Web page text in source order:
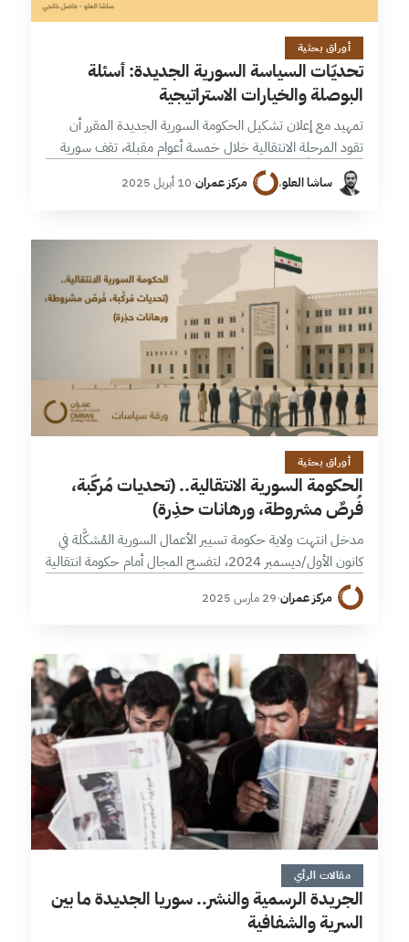
15 دقائق
أوراق بحثية
تحديّات السياسة السورية الجديدة: أسئلة
البوصلة والخيارات الاستراتيجية
تمهيد مع إعلان تشكيل الحكومة السورية الجديدة المقرر أن
تقود المرحلة الانتقالية خلال خمسة أعوام مقبلة، تقف سورية
دولة وشعباً على مفترق طرق حاسم، يرتبط بشكل محوري بأداء
الحكومة الانتقالية…
ساشا العلو، مركز عمران·10 أبريل 2025
20 دقائق
أوراق بحثية
الحكومة السورية الانتقالية.. (تحديات مُركَّبة،
فُرصٌ مشروطة، ورهانات حذِرة)
مدخل انتهت ولاية حكومة تسيير الأعمال السورية المُشكَّلة في
كانون الأول/ديسمبر 2024، لتفسح المجال أمام حكومة انتقالية
جديدة جاء تشكيلها استكمالاً لترتيبات إدارة مرحلة ما بعد الأسد،
والتي ما يزال…
مركز عمران·29 مارس 2025
8 دقائق
مقالات الرأي
الجريدة الرسمية والنشر.. سوريا الجديدة ما بين
السرية والشفافية